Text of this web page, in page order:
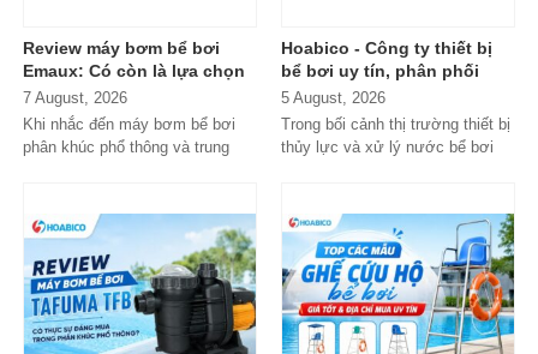
Review máy bơm bể bơi
Emaux: Có còn là lựa chọn
đáng mua?
7 August, 2026
Khi nhắc đến máy bơm bể bơi
phân khúc phổ thông và trung
Hoabico - Công ty thiết bị
bể bơi uy tín, phân phối
chính hãng toàn quốc
5 August, 2026
Trong bối cảnh thị trường thiết bị
thủy lực và xử lý nước bể bơi